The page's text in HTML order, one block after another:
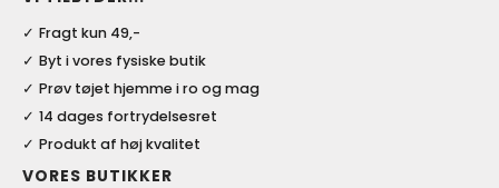
Fragt kun 49,-
Byt i vores fysiske butik
Prøv tøjet hjemme i ro og mag
14 dages fortrydelsesret
Produkt af høj kvalitet
VORES BUTIKKER